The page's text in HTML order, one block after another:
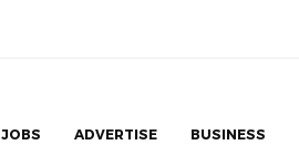
JOBS ADVERTISE BUSINESS